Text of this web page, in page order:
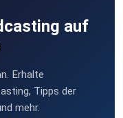
auf
Erhalte
Tipps der
mehr.